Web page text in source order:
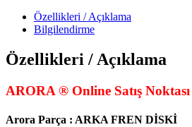
Özellikleri / Açıklama
Bilgilendirme
Özellikleri / Açıklama
ARORA ® Online Satış Noktası
Arora Parça : ARKA FREN DİSKİ